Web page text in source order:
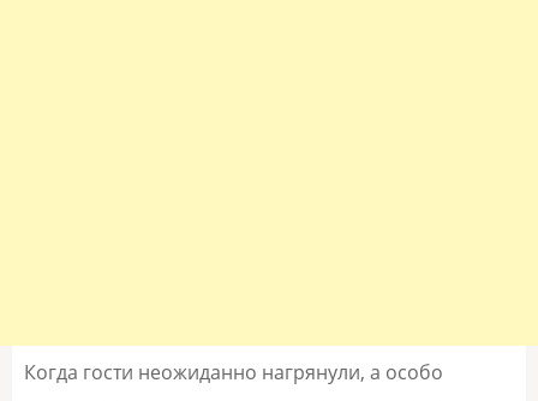
Когда гости неожиданно нагрянули, а особо